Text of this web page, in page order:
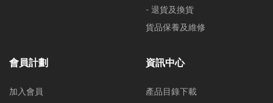
- 退貨及換貨
貨品保養及維修
會員計劃
加入會員
資訊中心
產品目錄下載